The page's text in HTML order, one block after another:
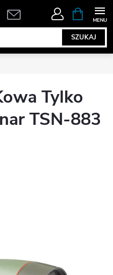
SZUKAJ
KOSZYK
Tylko
TSN-883